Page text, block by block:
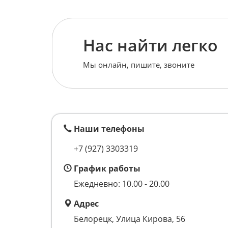
Нас найти легко
Мы онлайн, пишите, звоните
Наши телефоны
+7 (927) 3303319
График работы
Ежедневно: 10.00 - 20.00
Адрес
Белорецк, Улица Кирова, 56